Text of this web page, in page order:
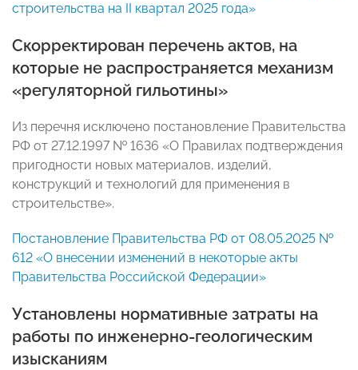
строительства на II квартал 2025 года»
Скорректирован перечень актов, на
которые не распространяется механизм
«регуляторной гильотины»
Из перечня исключено постановление Правительства
РФ от 27.12.1997 № 1636 «О Правилах подтверждения
пригодности новых материалов, изделий,
конструкций и технологий для применения в
строительстве».
Постановление Правительства РФ от 08.05.2025 №
612 «О внесении изменений в некоторые акты
Правительства Российской Федерации»
Установлены нормативные затраты на
работы по инженерно-геологическим
изысканиям